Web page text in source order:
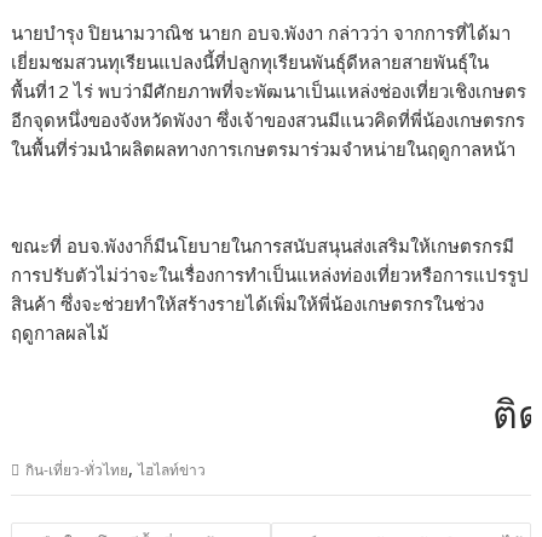
นายบำรุง ปิยนามวาณิช นายก อบจ.พังงา กล่าวว่า จากการที่ได้มา
เยี่ยมชมสวนทุเรียนแปลงนี้ที่ปลูกทุเรียนพันธุ์ดีหลายสายพันธุ์ใน
พื้นที่12 ไร่ พบว่ามีศักยภาพที่จะพัฒนาเป็นแหล่งช่องเที่ยวเชิงเกษตร
อีกจุดหนึ่งของจังหวัดพังงา ซึ่งเจ้าของสวนมีแนวคิดที่พี่น้องเกษตรกร
ในพื้นที่ร่วมนำผลิตผลทางการเกษตรมาร่วมจำหน่ายในฤดูกาลหน้า
ขณะที่ อบจ.พังงาก็มีนโยบายในการสนับสนุนส่งเสริมให้เกษตรกรมี
การปรับตัวไม่ว่าจะในเรื่องการทำเป็นแหล่งท่องเที่ยวหรือการแปรรูป
สินค้า ซึ่งจะช่วยทำให้สร้างรายได้เพิ่มให้พี่น้องเกษตรกรในช่วง
ฤดูกาลผลไม้
ติดต่
กิน-เที่ยว-ทั่วไทย,ไฮไลท์ข่าว